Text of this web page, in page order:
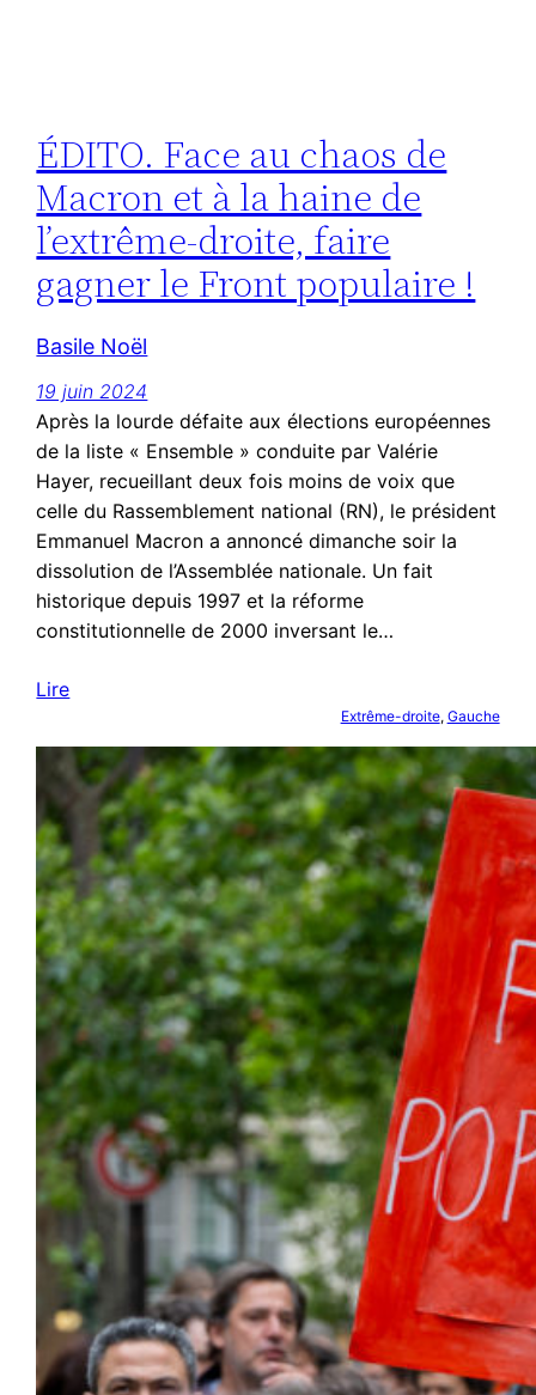
ÉDITO. Face au chaos de
Macron et à la haine de
l’extrême-droite, faire
gagner le Front populaire !
Basile Noël
19 juin 2024
Après la lourde défaite aux élections européennes
de la liste « Ensemble » conduite par Valérie
Hayer, recueillant deux fois moins de voix que
celle du Rassemblement national (RN), le président
Emmanuel Macron a annoncé dimanche soir la
dissolution de l’Assemblée nationale. Un fait
historique depuis 1997 et la réforme
constitutionnelle de 2000 inversant le…
Lire
Extrême-droite, Gauche